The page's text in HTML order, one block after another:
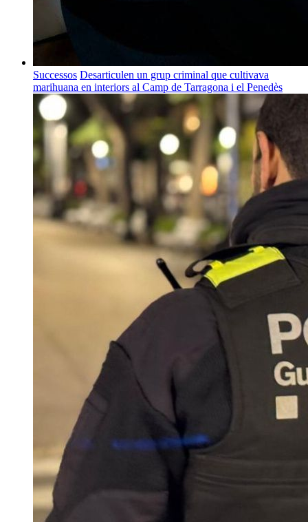
Successos Desarticulen un grup criminal que cultivava
marihuana en interiors al Camp de Tarragona i el Penedès